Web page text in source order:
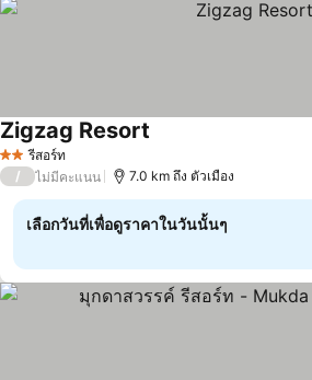
2 ดาวรีสอร์ท
Zigzag Resort
/ ไม่มีคะแนน 7.0 km ถึง ตัวเมือง
เลือกวันที่เพื่อดูราคาในวันนั้นๆ